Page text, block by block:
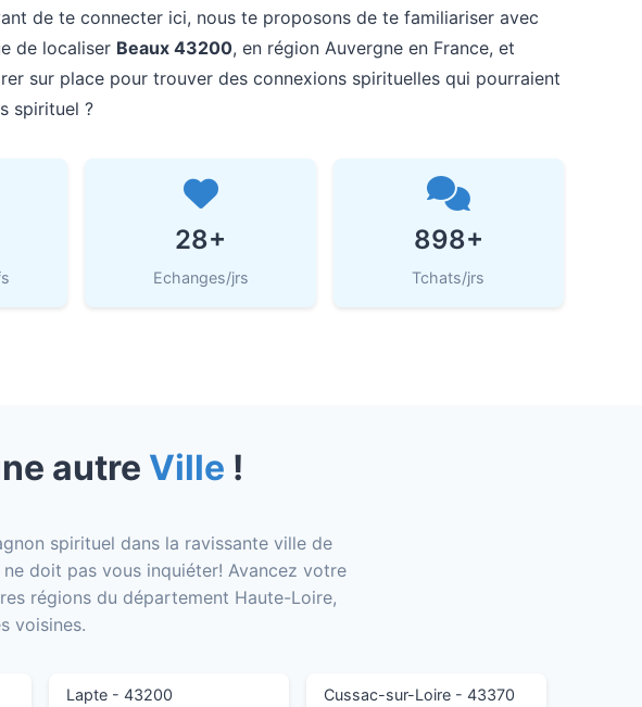
de te connecter ici, nous te proposons de te familiariser avec
de localiser Beaux 43200, en région Auvergne en France, et
sur place pour trouver des connexions spirituelles qui pourraient
spirituel ?
28+
Echanges/jrs
898+
Tchats/jrs
autre Ville !
spirituel dans la ravissante ville de
doit pas vous inquiéter! Avancez votre
régions du département Haute-Loire,
voisines.
Lapte - 43200 Cussac-sur-Loire - 43370